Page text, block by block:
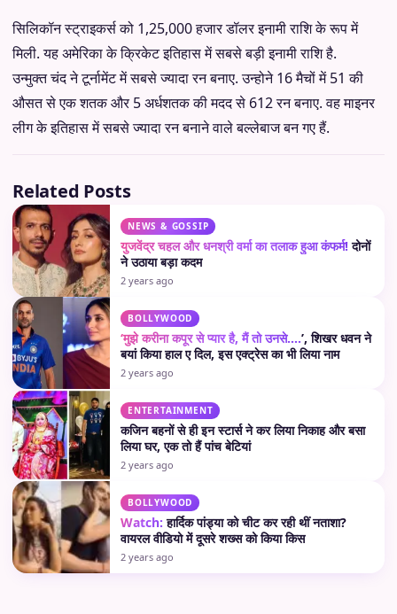
सिलिकॉन स्ट्राइकर्स को 1,25,000 हजार डॉलर इनामी राशि के रूप में
मिली. यह अमेरिका के क्रिकेट इतिहास में सबसे बड़ी इनामी राशि है.
उन्मुक्त चंद ने टूर्नामेंट में सबसे ज्यादा रन बनाए. उन्होने 16 मैचों में 51 की
औसत से एक शतक और 5 अर्धशतक की मदद से 612 रन बनाए. वह माइनर
लीग के इतिहास में सबसे ज्यादा रन बनाने वाले बल्लेबाज बन गए हैं.
Related Posts
NEWS & GOSSIP
युजवेंद्र चहल और धनश्री वर्मा का तलाक हुआ कंफर्म!दोनों
ने उठाया बड़ा कदम
2 years ago
BOLLYWOOD
‘मुझे करीना कपूर से प्यार है, मैं तो उनसे….’, शिखर धवन ने
बयां किया हाल ए दिल, इस एक्ट्रेस का भी लिया नाम
2 years ago
ENTERTAINMENT
कजिन बहनों से ही इन स्टार्स ने कर लिया निकाह और बसा
लिया घर, एक तो हैं पांच बेटियां
2 years ago
BOLLYWOOD
Watch: हार्दिक पांड्या को चीट कर रही थीं नताशा?
वायरल वीडियो में दूसरे शख्स को किया किस
2 years ago